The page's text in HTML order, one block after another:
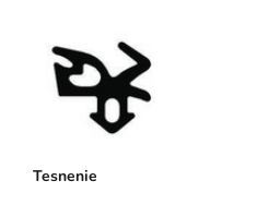
Tesnenie